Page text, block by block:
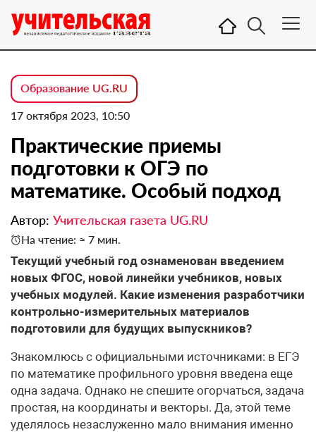
Образование UG.RU
17 октября 2023, 10:50
Практические приемы
подготовки к ОГЭ по
математике. Особый подход
Автор: Учительская газета UG.RU
На чтение: ≈ 7 мин.
Текущий учебный год ознаменован введением
новых ФГОС, новой линейки учебников, новых
учебных модулей. Какие изменения разработчики
контрольно-измерительных материалов
подготовили для будущих выпускников?
Знакомлюсь с официальными источниками: в ЕГЭ
по математике профильного уровня введена еще
одна задача. Однако не спешите огорчаться, задача
простая, на координаты и векторы. Да, этой теме
уделялось незаслуженно мало внимания именно